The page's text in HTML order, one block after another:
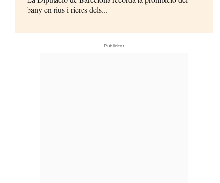
bany en rius i rieres dels...
- Publicitat -